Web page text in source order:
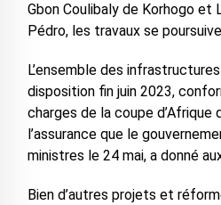
Gbon Coulibaly de Korhogo et
Pédro, les travaux se
L’ensemble des
disposition fin juin 2023,
charges de la coupe d’Afrique
l’assurance que le
ministres le 24 mai, a donné
Bien d’autres projets et